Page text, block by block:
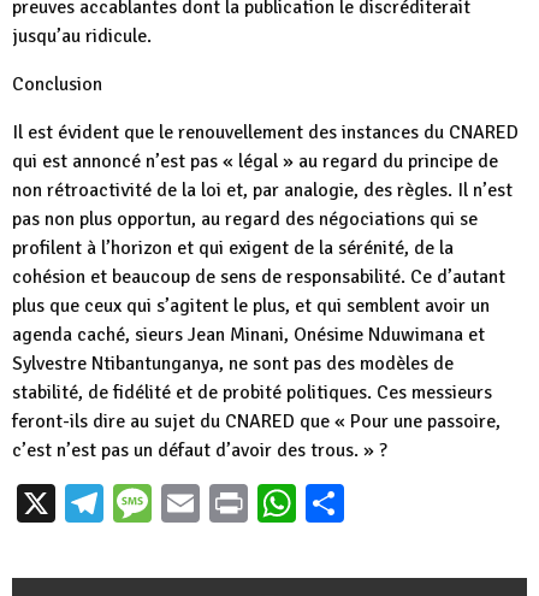
preuves accablantes dont la publication le discréditerait
jusqu’au ridicule.
Conclusion
Il est évident que le renouvellement des instances du CNARED
qui est annoncé n’est pas « légal » au regard du principe de
non rétroactivité de la loi et, par analogie, des règles. Il n’est
pas non plus opportun, au regard des négociations qui se
profilent à l’horizon et qui exigent de la sérénité, de la
cohésion et beaucoup de sens de responsabilité. Ce d’autant
plus que ceux qui s’agitent le plus, et qui semblent avoir un
agenda caché, sieurs Jean Minani, Onésime Nduwimana et
Sylvestre Ntibantunganya, ne sont pas des modèles de
stabilité, de fidélité et de probité politiques. Ces messieurs
feront-ils dire au sujet du CNARED que « Pour une passoire,
c’est n’est pas un défaut d’avoir des trous. » ?
X Telegram
Message
EmailPrintWhatsApp